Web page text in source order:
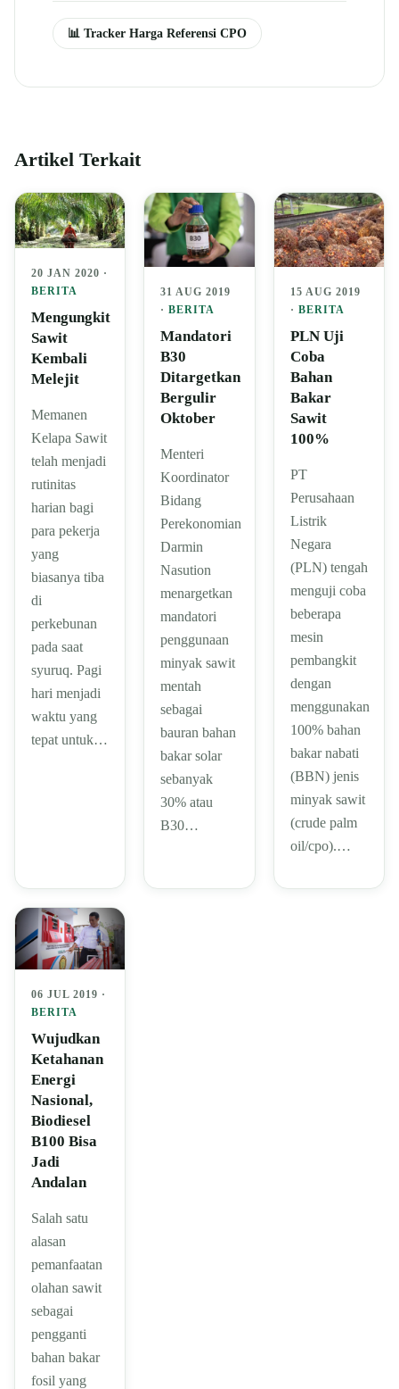
📊 Tracker Harga Referensi CPO
Artikel Terkait
20 JAN 2020 ·
BERITA
Mengungkit
Sawit
Kembali
Melejit
Memanen
Kelapa Sawit
telah menjadi
rutinitas
harian bagi
para pekerja
yang
biasanya tiba
di
perkebunan
pada saat
syuruq. Pagi
hari menjadi
waktu yang
tepat untuk…
31 AUG 2019
·BERITA
Mandatori
B30
Ditargetkan
Bergulir
Oktober
Menteri
Koordinator
Bidang
Perekonomian
Darmin
Nasution
menargetkan
mandatori
penggunaan
minyak sawit
mentah
sebagai
bauran bahan
bakar solar
sebanyak
30% atau
B30…
15 AUG 2019
· BERITA
PLN Uji
Coba
Bahan
Bakar
Sawit
100%
PT
Perusahaan
Listrik
Negara
(PLN) tengah
menguji coba
beberapa
mesin
pembangkit
dengan
menggunakan
100% bahan
bakar nabati
(BBN) jenis
minyak sawit
(crude palm
oil/cpo).…
06 JUL 2019 ·
BERITA
Wujudkan
Ketahanan
Energi
Nasional,
Biodiesel
B100 Bisa
Jadi
Andalan
Salah satu
alasan
pemanfaatan
olahan sawit
sebagai
pengganti
bahan bakar
fosil yang